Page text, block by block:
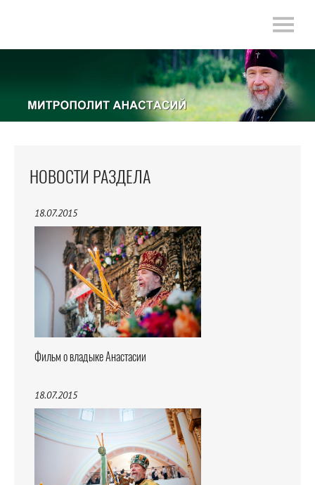
НОВОСТИ РАЗДЕЛА
18.07.2015
Фильм о владыке Анастасии
18.07.2015